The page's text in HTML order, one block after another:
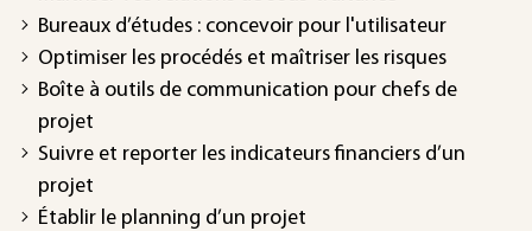
Bureaux d’études : concevoir pour l'utilisateur
Optimiser les procédés et maîtriser les risques
Boîte à outils de communication pour chefs de
projet
Suivre et reporter les indicateurs financiers d’un
projet
Établir le planning d’un projet